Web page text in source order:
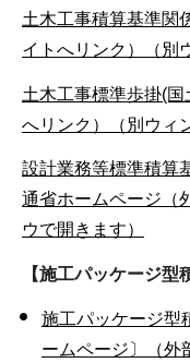
土木工事積算基準関
イトへリンク）（別
土木工事標準歩掛(
へリンク）（別ウィ
設計業務等標準積算
通省ホームページ（
ウで開きます）
【施工パッケージ型
施工パッケージ型
ームページ〕（外